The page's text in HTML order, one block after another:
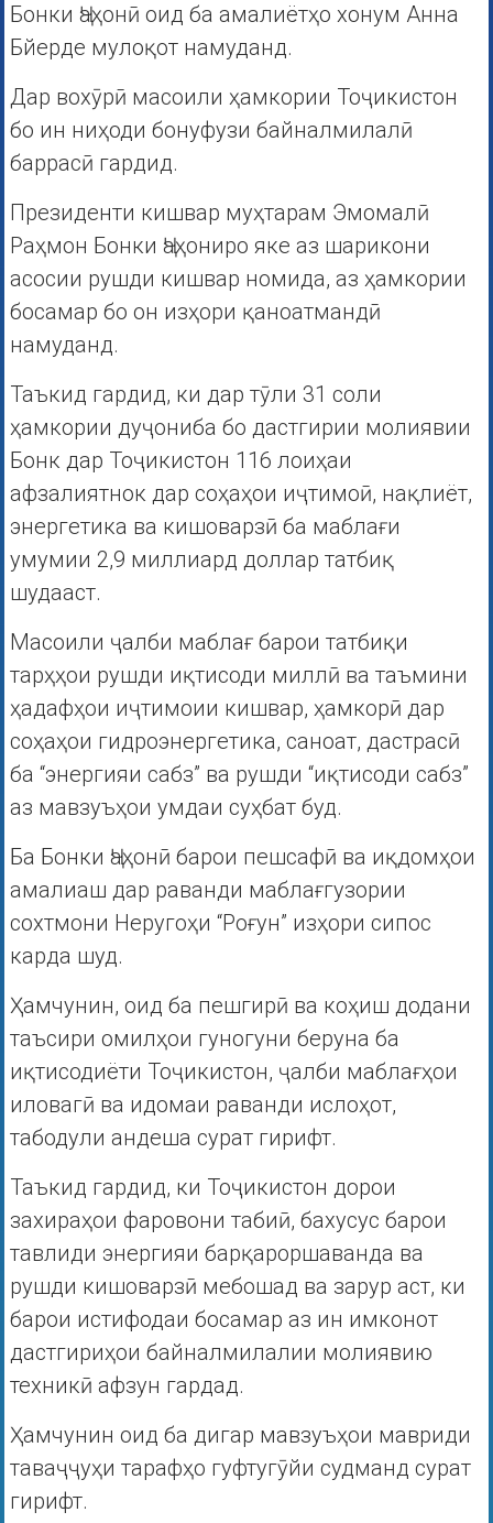
Бонки Ҷаҳонӣ оид ба амалиётҳо хонум Анна
Бйерде мулоқот намуданд.
Дар вохӯрӣ масоили ҳамкории Тоҷикистон
бо ин ниҳоди бонуфузи байналмилалӣ
баррасӣ гардид.
Президенти кишвар муҳтарам Эмомалӣ
Раҳмон Бонки Ҷаҳониро яке аз шарикони
асосии рушди кишвар номида, аз ҳамкории
босамар бо он изҳори қаноатмандӣ
намуданд.
Таъкид гардид, ки дар тӯли 31 соли
ҳамкории дуҷониба бо дастгирии молиявии
Бонк дар Тоҷикистон 116 лоиҳаи
афзалиятнок дар соҳаҳои иҷтимоӣ, нақлиёт,
энергетика ва кишоварзӣ ба маблағи
умумии 2,9 миллиард доллар татбиқ
шудааст.
Масоили ҷалби маблағ барои татбиқи
тарҳҳои рушди иқтисоди миллӣ ва таъмини
ҳадафҳои иҷтимоии кишвар, ҳамкорӣ дар
соҳаҳои гидроэнергетика, саноат, дастрасӣ
ба “энергияи сабз” ва рушди “иқтисоди сабз”
аз мавзуъҳои умдаи суҳбат буд.
Ба Бонки Ҷаҳонӣ барои пешсафӣ ва иқдомҳои
амалиаш дар раванди маблағгузории
сохтмони Неругоҳи “Роғун” изҳори сипос
карда шуд.
Ҳамчунин, оид ба пешгирӣ ва коҳиш додани
таъсири омилҳои гуногуни беруна ба
иқтисодиёти Тоҷикистон, ҷалби маблағҳои
иловагӣ ва идомаи раванди ислоҳот,
табодули андеша сурат гирифт.
Таъкид гардид, ки Тоҷикистон дорои
захираҳои фаровони табиӣ, бахусус барои
тавлиди энергияи барқароршаванда ва
рушди кишоварзӣ мебошад ва зарур аст, ки
барои истифодаи босамар аз ин имконот
дастгириҳои байналмилалии молиявию
техникӣ афзун гардад.
Ҳамчунин оид ба дигар мавзуъҳои мавриди
таваҷҷуҳи тарафҳо гуфтугӯйи судманд сурат
гирифт.